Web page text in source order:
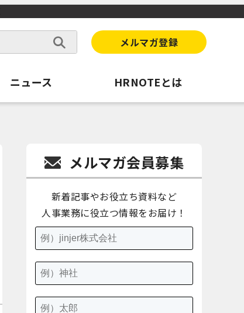
メルマガ登録
ニュース HRNOTEとは
メルマガ会員募集
新着記事やお役立ち資料など
人事業務に役立つ情報をお届け！